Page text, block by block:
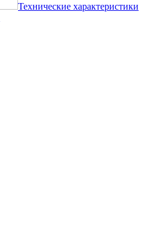
Технические характеристики